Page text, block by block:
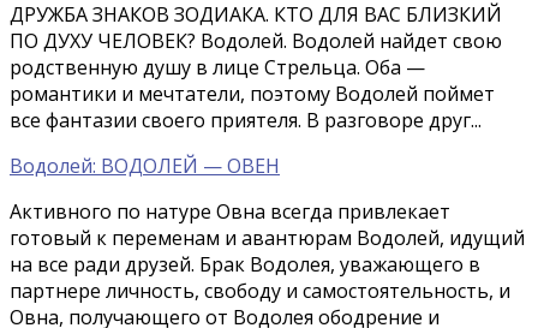
ДРУЖБА ЗНАКОВ ЗОДИАКА. КТО ДЛЯ ВАС БЛИЗКИЙ
ПО ДУХУ ЧЕЛОВЕК? Водолей. Водолей найдет свою
родственную душу в лице Стрельца. Оба —
романтики и мечтатели, поэтому Водолей поймет
все фантазии своего приятеля. В разговоре друг...
Водолей: ВОДОЛЕЙ — ОВЕН
Активного по натуре Овна всегда привлекает
готовый к переменам и авантюрам Водолей, идущий
на все ради друзей. Брак Водолея, уважающего в
партнере личность, свободу и самостоятельность, и
Овна, получающего от Водолея ободрение и